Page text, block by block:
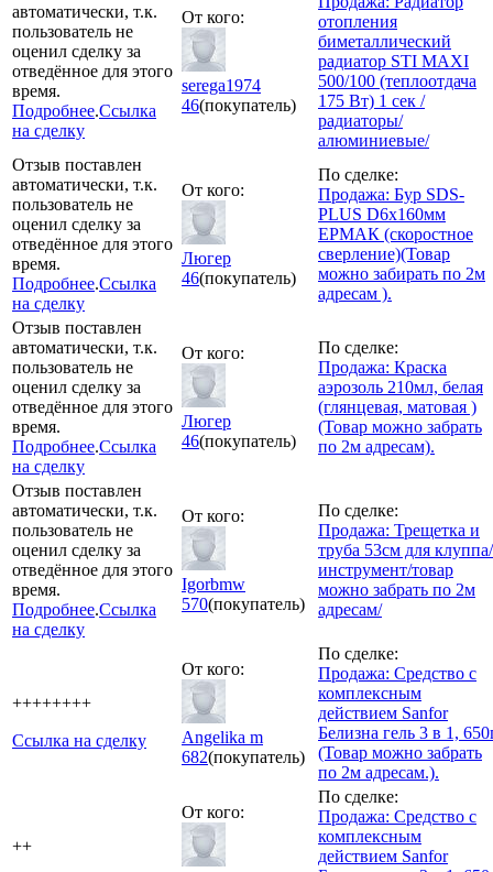
автоматически, т.к.
пользователь не
оценил сделку за
отведённое для этого
время.
Подробнее.Ссылка
на сделку
От кого:
serega1974
46(покупатель)
отопления
биметаллический
радиатор STI MAXI
500/100 (теплоотдача
175 Вт) 1 сек /
радиаторы/
алюминиевые/
Отзыв поставлен
автоматически, т.к.
пользователь не
оценил сделку за
отведённое для этого
время.
Подробнее.Ссылка
на сделку
От кого:
Люгер
46(покупатель)
По сделке:
Продажа: Бур SDS-
PLUS D6х160мм
ЕРМАК (скоростное
сверление)(Товар
можно забирать по 2м
адресам ).
Отзыв поставлен
автоматически, т.к.
пользователь не
оценил сделку за
отведённое для этого
время.
Подробнее.Ссылка
на сделку
От кого:
Люгер
46(покупатель)
По сделке:
Продажа: Краска
аэрозоль 210мл, белая
(глянцевая, матовая )
(Товар можно забрать
по 2м адресам).
Отзыв поставлен
автоматически, т.к.
пользователь не
оценил сделку за
отведённое для этого
время.
Подробнее.Ссылка
на сделку
От кого:
Igorbmw
570(покупатель)
По сделке:
Продажа: Трещетка и
труба 53см для клуппа/
инструмент/товар
можно забрать по 2м
адресам/
++++++++
Ссылка на сделку
От кого:
Angelika m
682(покупатель)
По сделке:
Продажа: Средство с
комплексным
действием Sanfor
Белизна гель 3 в 1,
(Товар можно забрать
по 2м адресам.).
++
От кого:
По сделке:
Продажа: Средство с
комплексным
действием Sanfor